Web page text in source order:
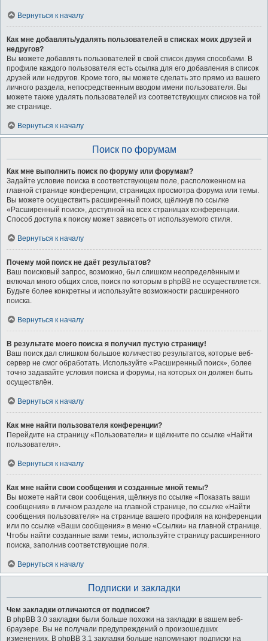
Вернуться к началу
Как мне добавлять/удалять пользователей в списках моих друзей и
недругов?
Вы можете добавлять пользователей в свой список двумя способами. В
профиле каждого пользователя есть ссылка для его добавления в список
друзей или недругов. Кроме того, вы можете сделать это прямо из вашего
личного раздела, непосредственным вводом имени пользователя. Вы
можете также удалять пользователей из соответствующих списков на той
же странице.
Вернуться к началу
Поиск по форумам
Как мне выполнить поиск по форуму или форумам?
Задайте условие поиска в соответствующем поле, расположенном на
главной странице конференции, страницах просмотра форума или темы.
Вы можете осуществить расширенный поиск, щёлкнув по ссылке
«Расширенный поиск», доступной на всех страницах конференции.
Способ доступа к поиску может зависеть от используемого стиля.
Вернуться к началу
Почему мой поиск не даёт результатов?
Ваш поисковый запрос, возможно, был слишком неопределённым и
включал много общих слов, поиск по которым в phpBB не осуществляется.
Будьте более конкретны и используйте возможности расширенного
поиска.
Вернуться к началу
В результате моего поиска я получил пустую страницу!
Ваш поиск дал слишком большое количество результатов, которые веб-
сервер не смог обработать. Используйте «Расширенный поиск», более
точно задавайте условия поиска и форумы, на которых он должен быть
осуществлён.
Вернуться к началу
Как мне найти пользователя конференции?
Перейдите на страницу «Пользователи» и щёлкните по ссылке «Найти
пользователя».
Вернуться к началу
Как мне найти свои сообщения и созданные мной темы?
Вы можете найти свои сообщения, щёлкнув по ссылке «Показать ваши
сообщения» в личном разделе на главной странице, по ссылке «Найти
сообщения пользователя» на странице вашего профиля на конференции
или по ссылке «Ваши сообщения» в меню «Ссылки» на главной странице.
Чтобы найти созданные вами темы, используйте страницу расширенного
поиска, заполнив соответствующие поля.
Вернуться к началу
Подписки и закладки
Чем закладки отличаются от подписок?
В phpBB 3.0 закладки были больше похожи на закладки в вашем веб-
браузере. Вы не получали предупреждений о произошедших
изменениях. В phpBB 3.1 закладки больше напоминают подписки на